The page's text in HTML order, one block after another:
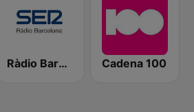
Ràdio Barcelona SER Cadena 100